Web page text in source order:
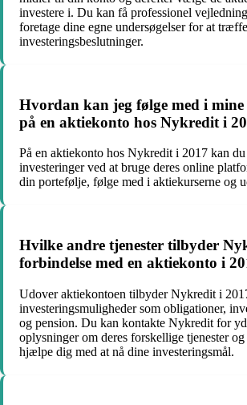
investere i. Du kan få professionel
foretage dine egne undersøgelser for at
investeringsbeslutninger.
Hvordan kan jeg følge med i mine
på en aktiekonto hos Nykredit i
På en aktiekonto hos Nykredit i 2017 kan
investeringer ved at bruge deres online
din portefølje, følge med i aktiekurserne og
Hvilke andre tjenester tilbyder
forbindelse med en aktiekonto i
Udover aktiekontoen tilbyder Nykredit i
investeringsmuligheder som obligationer,
og pension. Du kan kontakte Nykredit for
oplysninger om deres forskellige tjenester
hjælpe dig med at nå dine investeringsmål.